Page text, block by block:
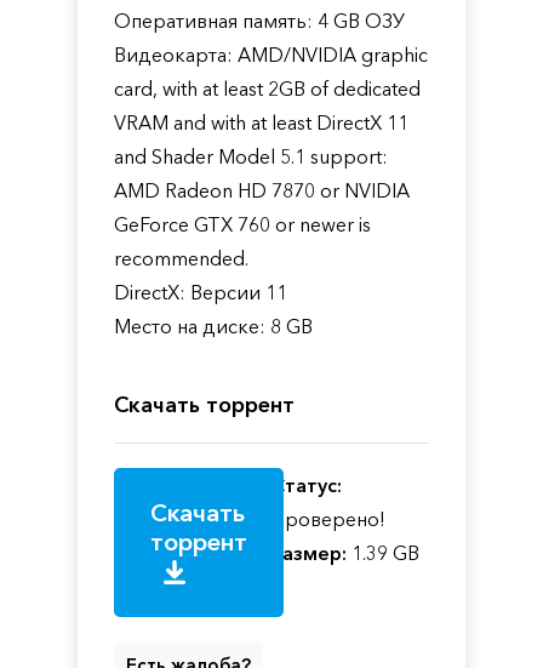
Оперативная память: 4 GB ОЗУ
Видеокарта: AMD/NVIDIA graphic
card, with at least 2GB of dedicated
VRAM and with at least DirectX 11
and Shader Model 5.1 support:
AMD Radeon HD 7870 or NVIDIA
GeForce GTX 760 or newer is
recommended.
DirectX: Версии 11
Место на диске: 8 GB
Скачать торрент
Скачать
торрент
Статус:
Проверено!
Размер: 1.39 GB